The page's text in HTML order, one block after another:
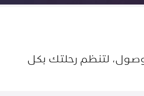
لتنظم رحلتك بكل